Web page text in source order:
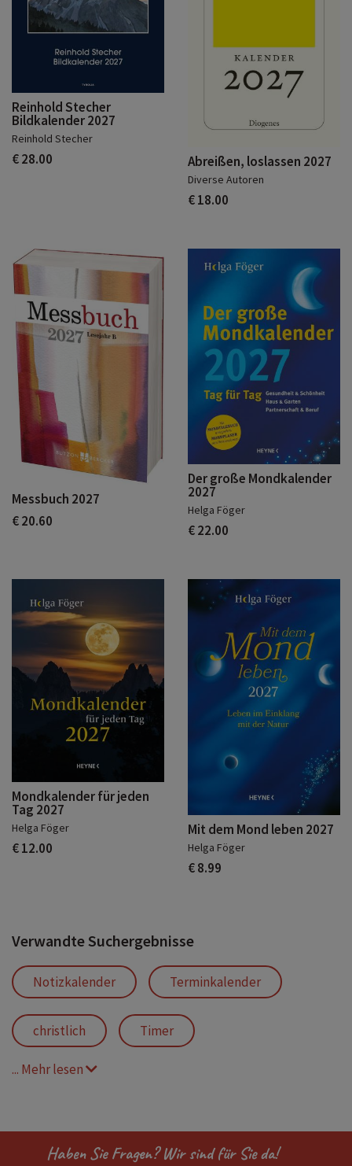
Reinhold Stecher
Bildkalender 2027
Reinhold Stecher
€ 28.00 Abreißen, loslassen 2027
Diverse Autoren
€ 18.00
Messbuch 2027
€ 20.60
Der große Mondkalender
2027
Helga Föger
€ 22.00
Mondkalender für jeden
Tag 2027
Helga Föger
€ 12.00
Mit dem Mond leben 2027
Helga Föger
€ 8.99
Verwandte Suchergebnisse
Notizkalender Terminkalender
christlich Timer
Taschenkalender
Bibelworte Zitate modern
... Mehr lesen
Haben Sie Fragen? Wir sind für Sie da!